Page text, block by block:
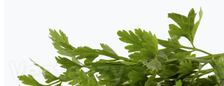
Videos
Gráficos en Movimiento
Imágenes Editoriales
Eventos Editoriales